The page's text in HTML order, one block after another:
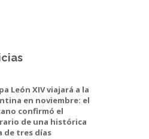
León XIV viajará a la
en noviembre: el
confirmó el
de una histórica
de tres días